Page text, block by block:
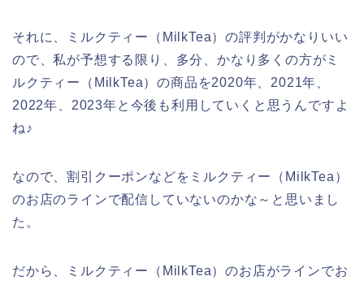
それに、ミルクティー（MilkTea）の評判がかなりいい
ので、私が予想する限り、多分、かなり多くの方がミ
ルクティー（MilkTea）の商品を2020年、2021年、
2022年、2023年と今後も利用していくと思うんですよ
ね♪
なので、割引クーポンなどをミルクティー（MilkTea）
のお店のラインで配信していないのかな～と思いまし
た。
だから、ミルクティー（MilkTea）のお店がラインでお